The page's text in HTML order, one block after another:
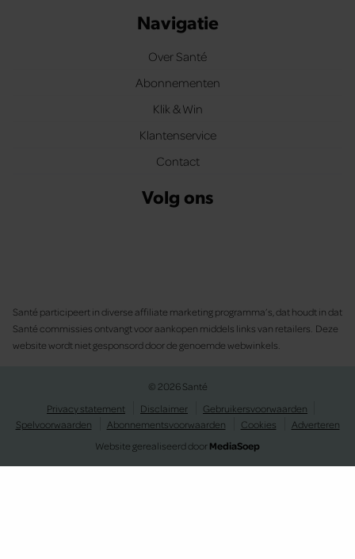
Navigatie
Over Santé
Abonnementen
Klik & Win
Klantenservice
Contact
Volg ons
Santé participeert in diverse affiliate marketing programma’s, dat houdt in dat
Santé commissies ontvangt voor aankopen middels links van retailers. Deze
website wordt niet gesponsord door de genoemde webwinkels.
© 2026 Santé
Privacy statement
Disclaimer
Gebruikersvoorwaarden
Spelvoorwaarden
Abonnementsvoorwaarden Cookies
Adverteren
Website gerealiseerd doorMediaSoep